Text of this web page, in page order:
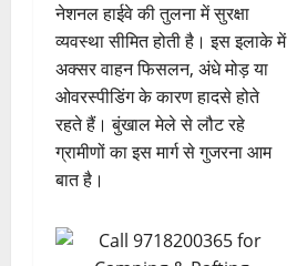
नेशनल हाईवे की तुलना में सुरक्षा
व्यवस्था सीमित होती है। इस इलाके में
अक्सर वाहन फिसलन, अंधे मोड़ या
ओवरस्पीडिंग के कारण हादसे होते
रहते हैं। बुंखाल मेले से लौट रहे
ग्रामीणों का इस मार्ग से गुजरना आम
बात है।